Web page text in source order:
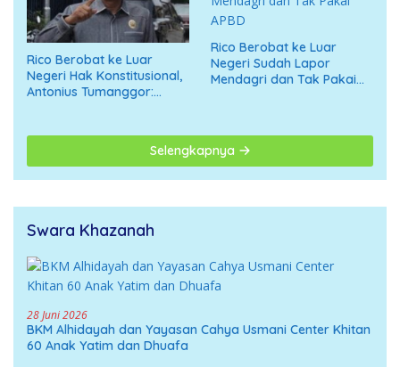
Rico Berobat ke Luar
Negeri Hak Konstitusional,
Antonius Tumanggor:
Rico Berobat ke Luar
Negeri Sudah Lapor
Mendagri dan Tak Pakai
Selengkapnya
Swara Khazanah
28 Juni 2026
BKM Alhidayah dan Yayasan Cahya Usmani Center Khitan
60 Anak Yatim dan Dhuafa